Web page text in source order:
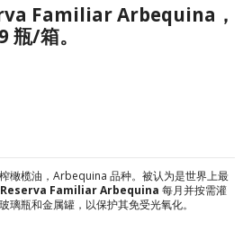
Familiar Arbequina，
瓶/箱。
橄榄油，Arbequina 品种。被认为是世界上最
Familiar Arbequina 每月并按需灌
璃瓶和金属罐，以保护其免受光氧化。